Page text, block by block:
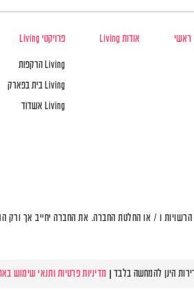
ראשי אודות Living פרויקטי Living
Living הרקפות
Living בית בפארק
Living אשדוד
ו / או החלטת החברה. את החברה יחייב אך ורק
מדיניות פרטיות ותנאי שימוש